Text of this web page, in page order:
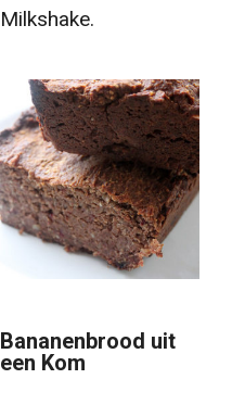
Milkshake.
Bananenbrood uit
een Kom